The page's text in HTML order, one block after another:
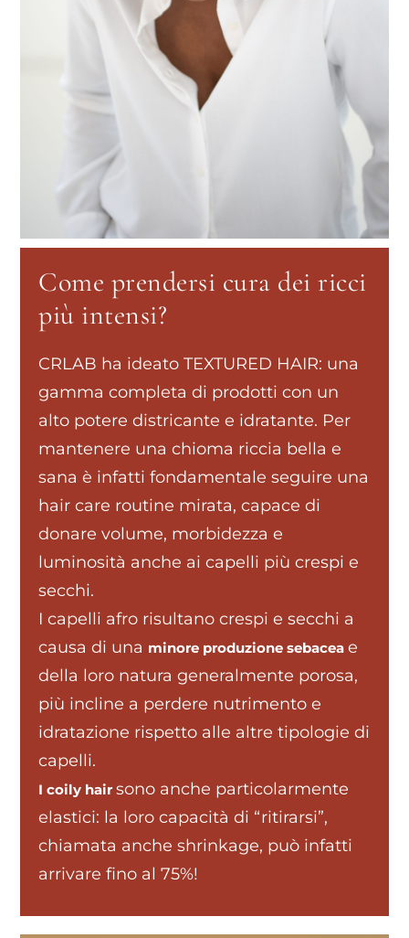
Come prendersi cura dei ricci
più intensi?
CRLAB ha ideato TEXTURED HAIR: una
gamma completa di prodotti con un
alto potere districante e idratante. Per
mantenere una chioma riccia bella e
sana è infatti fondamentale seguire una
hair care routine mirata, capace di
donare volume, morbidezza e
luminosità anche ai capelli più crespi e
secchi.
I capelli afro risultano crespi e secchi a
causa di una minore produzione sebaceae
della loro natura generalmente porosa,
più incline a perdere nutrimento e
idratazione rispetto alle altre tipologie di
capelli.
I coily hairsono anche particolarmente
elastici: la loro capacità di “ritirarsi”,
chiamata anche shrinkage, può infatti
arrivare fino al 75%!